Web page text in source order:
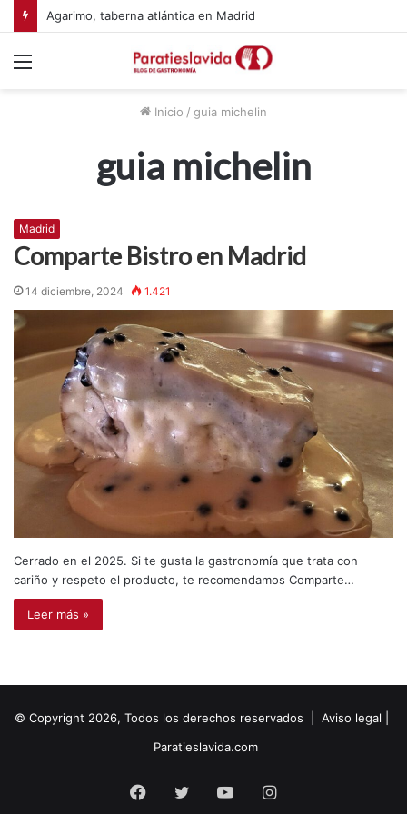
Agarimo, taberna atlántica en Madrid
Inicio / guia michelin
guia michelin
Madrid
Comparte Bistro en Madrid
14 diciembre, 2024 1.421
Cerrado en el 2025. Si te gusta la gastronomía que trata con
cariño y respeto el producto, te recomendamos Comparte…
Leer más »
© Copyright 2026, Todos los derechos reservados | Aviso legal
Paratieslavida.com
Facebook
Twitter YouTubeInstagram